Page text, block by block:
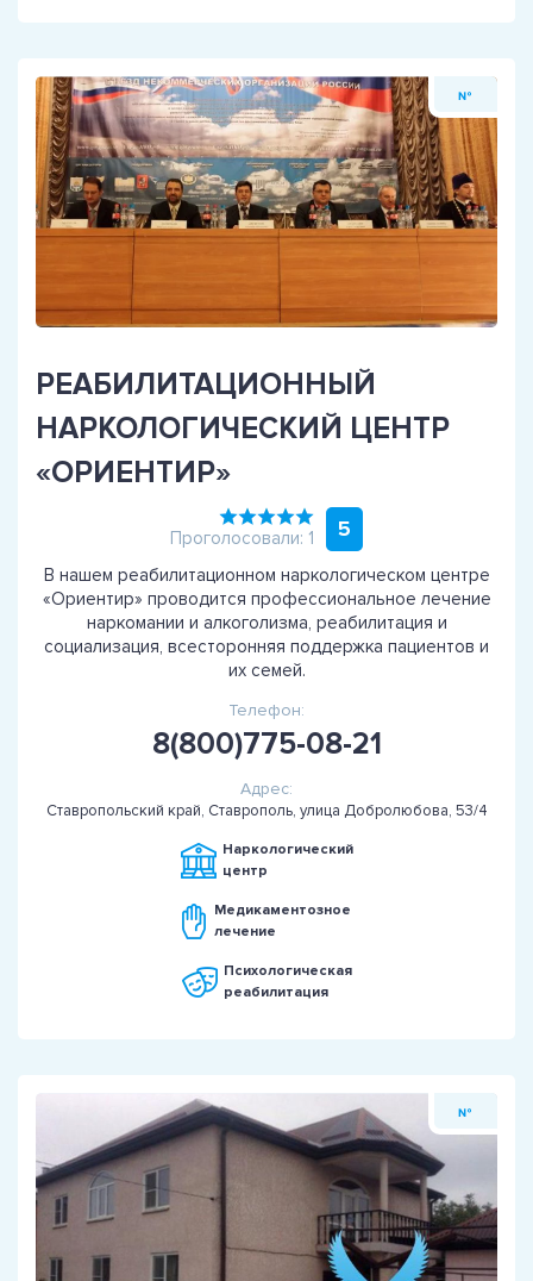
№
РЕАБИЛИТАЦИОННЫЙ
НАРКОЛОГИЧЕСКИЙ ЦЕНТР
«ОРИЕНТИР»
Проголосовали: 1 5
В нашем реабилитационном наркологическом центре
«Ориентир» проводится профессиональное лечение
наркомании и алкоголизма, реабилитация и
социализация, всесторонняя поддержка пациентов и
их семей.
Телефон:
8(800)775-08-21
Адрес:
Ставропольский край, Ставрополь, улица Добролюбова, 53/4
Наркологический
центр
Медикаментозное
лечение
Психологическая
реабилитация
№